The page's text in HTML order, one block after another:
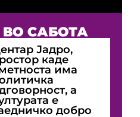
САБОТА
Јадро,
каде
има
а
е
добро